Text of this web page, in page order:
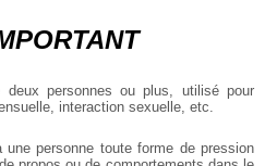
personnes ou plus, utilisé pour
interaction sexuelle, etc.
une personne toute forme de pression